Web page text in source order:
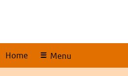
Home Menu